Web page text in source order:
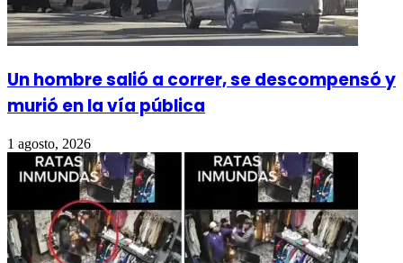
Un hombre salió a correr, se descompensó y
murió en la vía pública
1 agosto, 2026